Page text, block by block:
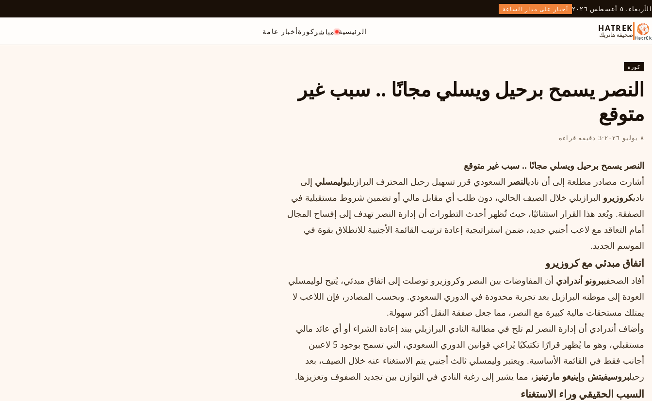
الأربعاء، ٥ أغسطس ٢٠٢٦ أخبار على مدار الساعة
HATREK
صحيفة هاتريك الرئيسية مباشر كورةأخبار عامة
كورة
النصر يسمح برحيل ويسلي مجانًا .. سبب غير
متوقع
٨ يوليو ٢٠٢٦ ·3 دقيقة قراءة
النصر يسمح برحيل ويسلي مجانًا .. سبب غير متوقع
أشارت مصادر مطلعة إلى أن ناديالنصر السعودي قرر تسهيل رحيل المحترف البرازيليوليمسلي إلى
ناديكروزيرو البرازيلي خلال الصيف الحالي، دون طلب أي مقابل مالي أو تضمين شروط مستقبلية في
الصفقة. ويُعد هذا القرار استثنائيًا، حيث تُظهر أحدث التطورات أن إدارة النصر تهدف إلى إفساح المجال
أمام التعاقد مع لاعب أجنبي جديد، ضمن استراتيجية إعادة ترتيب القائمة الأجنبية للانطلاق بقوة في
الموسم الجديد.
اتفاق مبدئي مع كروزيرو
أفاد الصحفيبرونو أندرادي أن المفاوضات بين النصر وكروزيرو توصلت إلى اتفاق مبدئي، يُتيح لوليمسلي
العودة إلى موطنه البرازيل بعد تجربة محدودة في الدوري السعودي. وبحسب المصادر، فإن اللاعب لا
يمتلك مستحقات مالية كبيرة مع النصر، مما جعل صفقة النقل أكثر سهولة.
وأضاف أندرادي أن إدارة النصر لم تلح في مطالبة النادي البرازيلي ببند إعادة الشراء أو أي عائد مالي
مستقبلي، وهو ما يُظهر قرارًا تكتيكيًا يُراعي قوانين الدوري السعودي، التي تسمح بوجود 5 لاعبين
أجانب فقط في القائمة الأساسية. ويعتبر وليمسلي ثالث أجنبي يتم الاستغناء عنه خلال الصيف، بعد
رحيلبروسيفيتش وإينيغو مارتينيز ، مما يشير إلى رغبة النادي في التوازن بين تجديد الصفوف وتعزيزها.
السبب الحقيقي وراء الاستغناء